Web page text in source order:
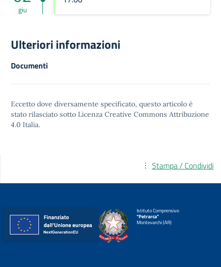
giu
Ulteriori informazioni
Documenti
Eccetto dove diversamente specificato, questo articolo è
stato rilasciato sotto Licenza Creative Commons Attribuzione
4.0 Italia.
Stampa / Condividi
Istituto Comprensivo
"Petrarca"
Montevarchi (AR)